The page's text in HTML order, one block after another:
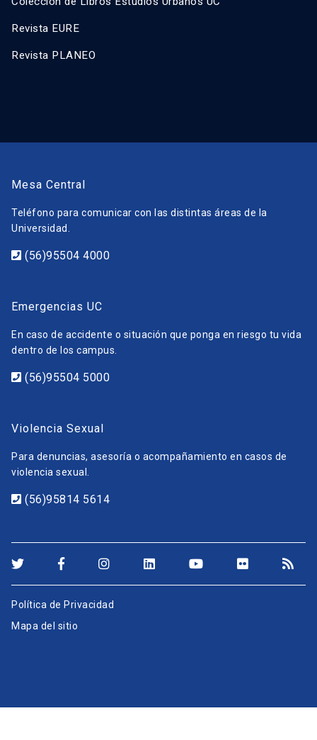
Revista EURE
Revista PLANEO
Mesa Central
Teléfono para comunicar con las distintas áreas de la
Universidad.
(56)95504 4000
Emergencias UC
En caso de accidente o situación que ponga en riesgo tu vida
dentro de los campus.
(56)95504 5000
Violencia Sexual
Para denuncias, asesoría o acompañamiento en casos de
violencia sexual.
(56)95814 5614
Política de Privacidad
Mapa del sitio